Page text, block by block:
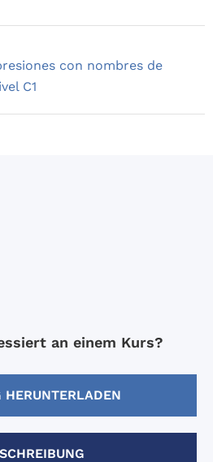
con nombres de
C1
an einem Kurs?
HERUNTERLADEN